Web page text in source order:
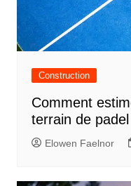
Construction
Comment
terrain de
Elowen Faelnor